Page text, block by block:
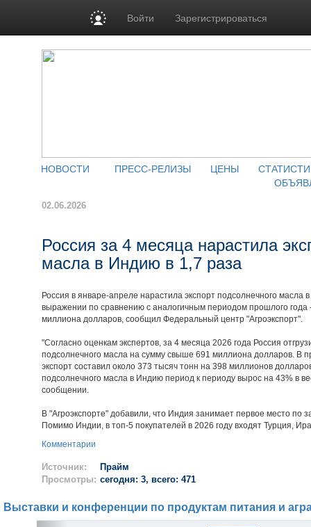
Войти Зарегистрироваться
НОВОСТИ ПРЕСС-РЕЛИЗЫ ЦЕНЫ
02.06.2026
Россия за 4 месяца нарастила
масла в Индию в 1,7 раза
Россия в январе-апреле нарастила экспорт подсолнечного
выражении по сравнению с аналогичным периодом прошлого
миллиона долларов, сообщил Федеральный центр "Агроэкспорт".
"Согласно оценкам экспертов, за 4 месяца 2026 года Россия
подсолнечного масла на сумму свыше 691 миллиона долларов. В
экспорт составил около 373 тысяч тонн на 398 миллионов
подсолнечного масла в Индию период к периоду вырос на 43% в
сообщении.
В "Агроэкспорте" добавили, что Индия занимает первое место по
Помимо Индии, в топ-5 покупателей в 2026 году входят Турция,
Комментарии
Источник:
Прайм
Просмотры: сегодня: 3, всего: 471
Выставки и конференции по продуктам питания и